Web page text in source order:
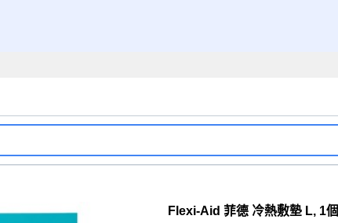
Flexi-Aid 菲德 冷熱敷墊 L, 1個